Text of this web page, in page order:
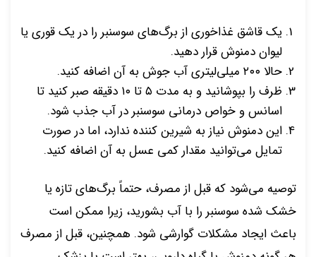
یک قاشق غذاخوری از برگ‌های سوسنبر را در یک قوری یا
لیوان دمنوش قرار دهید.
حالا ۲۰۰ میلی‌لیتری آب جوش به آن اضافه کنید.
ظرف را بپوشانید و به مدت ۵ تا ۱۰ دقیقه صبر کنید تا
اسانس و خواص درمانی سوسنبر در آب جذب شود.
این دمنوش نیاز به شیرین کننده ندارد، اما در صورت
تمایل می‌توانید مقدار کمی عسل به آن اضافه کنید.
توصیه می‌شود که قبل از مصرف، حتماً برگ‌های تازه یا
خشک شده سوسنبر را با آب بشورید، زیرا ممکن است
باعث ایجاد مشکلات گوارشی شود. همچنین، قبل از مصرف